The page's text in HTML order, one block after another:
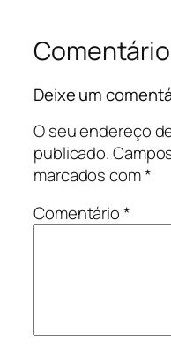
Deixe um
O seu endereço
publicado.
marcados com*
Comentário*